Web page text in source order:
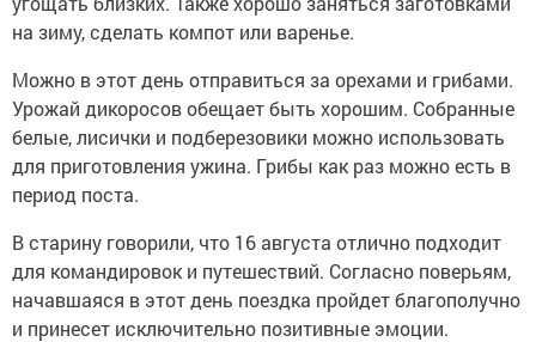
на зиму, сделать компот или варенье.
Можно в этот день отправиться за орехами и грибами.
Урожай дикоросов обещает быть хорошим. Собранные
белые, лисички и подберезовики можно использовать
для приготовления ужина. Грибы как раз можно есть в
период поста.
В старину говорили, что 16 августа отлично подходит
для командировок и путешествий. Согласно поверьям,
начавшаяся в этот день поездка пройдет благополучно
и принесет исключительно позитивные эмоции.